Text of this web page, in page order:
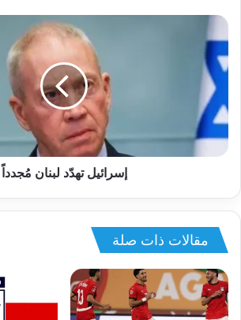
إسرائيل تهدّد لبنان مُجدداً
مقالات ذات صلة